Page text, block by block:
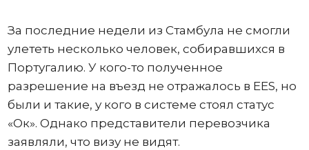
За последние недели из Стамбула не смогли
улететь несколько человек, собиравшихся в
Португалию. У кого-то полученное
разрешение на въезд не отражалось в ЕЕS, но
были и такие, у кого в системе стоял статус
«Ок». Однако представители перевозчика
заявляли, что визу не видят.